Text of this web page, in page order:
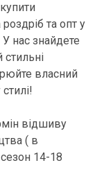
та опт у
нас знайдете
власний
відшиву
( в
14-18